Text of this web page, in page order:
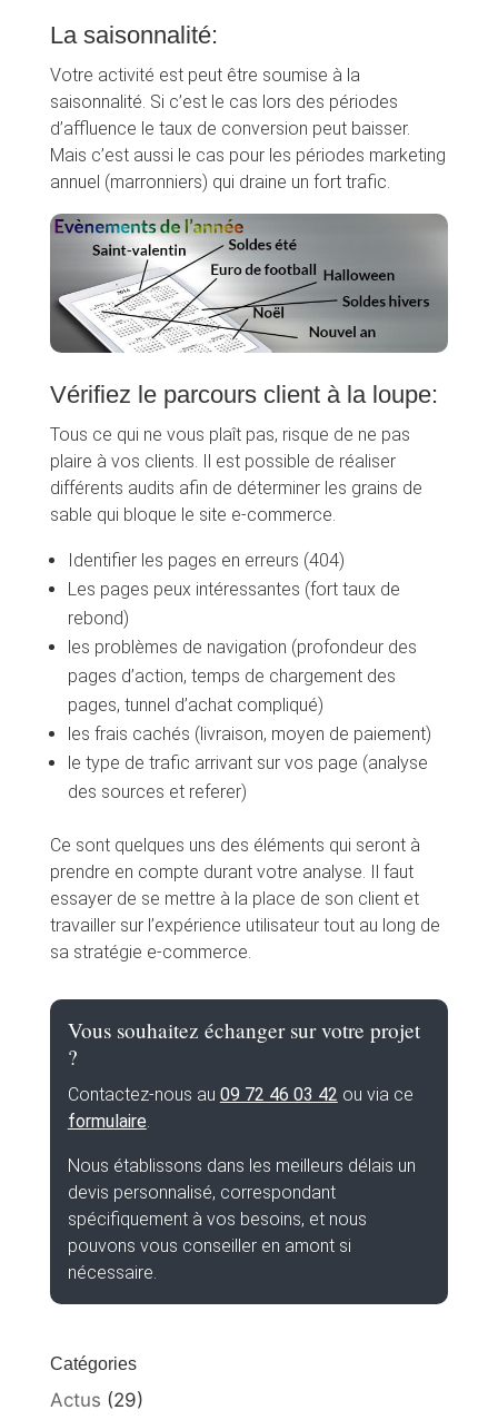
La saisonnalité:
Votre activité est peut être soumise à la
saisonnalité. Si c’est le cas lors des périodes
d’affluence le taux de conversion peut baisser.
Mais c’est aussi le cas pour les périodes marketing
annuel (marronniers) qui draine un fort trafic.
Vérifiez le parcours client à la loupe:
Tous ce qui ne vous plaît pas, risque de ne pas
plaire à vos clients. Il est possible de réaliser
différents audits afin de déterminer les grains de
sable qui bloque le site e-commerce.
Identifier les pages en erreurs (404)
Les pages peux intéressantes (fort taux de
rebond)
les problèmes de navigation (profondeur des
pages d’action, temps de chargement des
pages, tunnel d’achat compliqué)
les frais cachés (livraison, moyen de paiement)
le type de trafic arrivant sur vos page (analyse
des sources et referer)
Ce sont quelques uns des éléments qui seront à
prendre en compte durant votre analyse. Il faut
essayer de se mettre à la place de son client et
travailler sur l’expérience utilisateur tout au long de
sa stratégie e-commerce.
Vous souhaitez échanger sur votre projet
?
Contactez-nous au 09 72 46 03 42 ou via ce
formulaire
Nous établissons dans les meilleurs délais un
devis personnalisé, correspondant
spécifiquement à vos besoins, et nous
pouvons vous conseiller en amont si
nécessaire.
Catégories
Actus (29)